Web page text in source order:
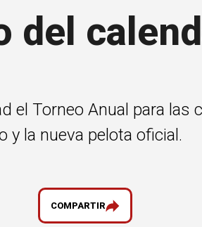
del
el Torneo Anual para las
y la nueva pelota oficial.
COMPARTIR